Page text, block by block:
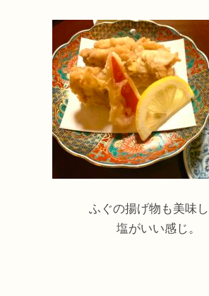
ふぐの揚げ物も美味
塩がいい感じ。